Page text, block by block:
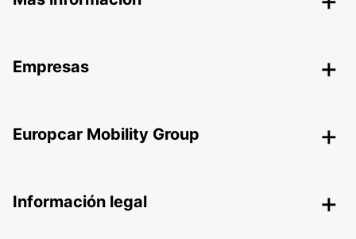
Empresas
Europcar Mobility Group
Información legal